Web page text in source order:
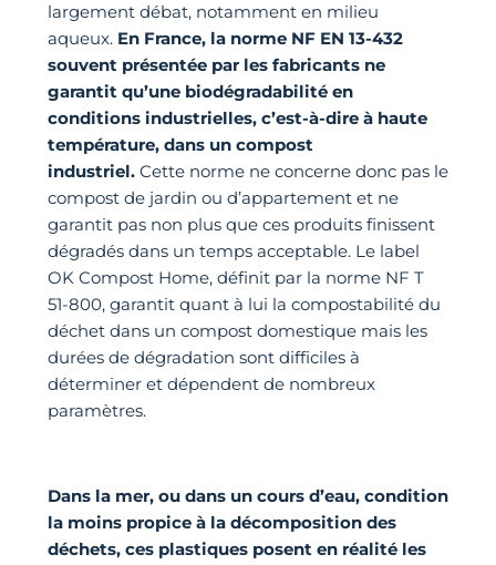
largement débat, notamment en milieu
aqueux. En France, la norme NF EN 13-432
souvent présentée par les fabricants ne
garantit qu’une biodégradabilité en
conditions industrielles, c’est-à-dire à haute
température, dans un compost
industriel.Cette norme ne concerne donc pas le
compost de jardin ou d’appartement et ne
garantit pas non plus que ces produits finissent
dégradés dans un temps acceptable. Le label
OK Compost Home, définit par la norme NF T
51-800, garantit quant à lui la compostabilité du
déchet dans un compost domestique mais les
durées de dégradation sont difficiles à
déterminer et dépendent de nombreux
paramètres.
Dans la mer, ou dans un cours d’eau, condition
la moins propice à la décomposition des
déchets, ces plastiques posent en réalité les